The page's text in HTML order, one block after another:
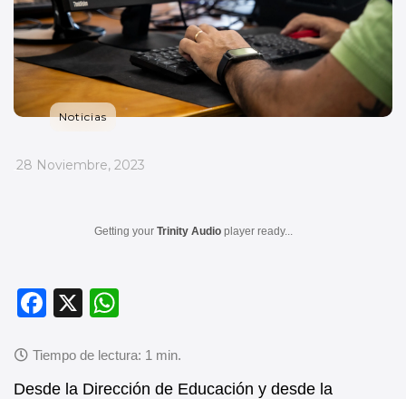
Noticias
_
28 Noviembre, 2023
Getting your Trinity Audio player ready...
F
c
e
X
at
s
Desde la Dirección de Educación y desde la